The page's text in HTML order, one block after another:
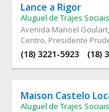
Lance a Rigor
Aluguel de Trajes Sociais
Avenida Manoel Goulart
Centro, Presidente
(18) 3221-5923 (18)
Aluguel de Trajes Sociais